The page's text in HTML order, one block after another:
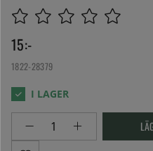
15:-
1822-28379